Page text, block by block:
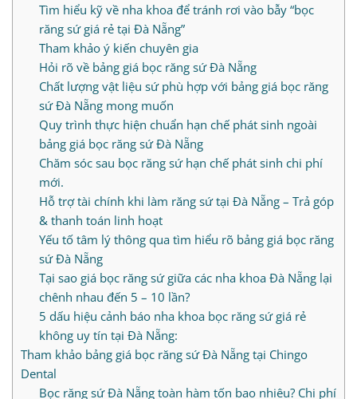
Tìm hiểu kỹ về nha khoa để tránh rơi vào bẫy “bọc
răng sứ giá rẻ tại Đà Nẵng”
Tham khảo ý kiến chuyên gia
Hỏi rõ về bảng giá bọc răng sứ Đà Nẵng
Chất lượng vật liệu sứ phù hợp với bảng giá bọc răng
sứ Đà Nẵng mong muốn
Quy trình thực hiện chuẩn hạn chế phát sinh ngoài
bảng giá bọc răng sứ Đà Nẵng
Chăm sóc sau bọc răng sứ hạn chế phát sinh chi phí
mới.
Hỗ trợ tài chính khi làm răng sứ tại Đà Nẵng – Trả góp
& thanh toán linh hoạt
Yếu tố tâm lý thông qua tìm hiểu rõ bảng giá bọc răng
sứ Đà Nẵng
Tại sao giá bọc răng sứ giữa các nha khoa Đà Nẵng lại
chênh nhau đến 5 – 10 lần?
5 dấu hiệu cảnh báo nha khoa bọc răng sứ giá rẻ
không uy tín tại Đà Nẵng:
Tham khảo bảng giá bọc răng sứ Đà Nẵng tại Chingo
Dental
Bọc răng sứ Đà Nẵng toàn hàm tốn bao nhiêu? Chi phí